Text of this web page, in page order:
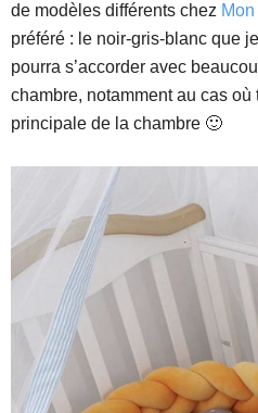
de modèles différents chez
préféré : le noir-gris-blanc que
pourra s’accorder avec
chambre, notamment au cas
principale de la chambre 🙂